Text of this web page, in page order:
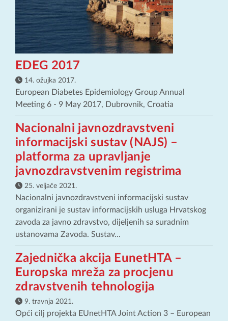
EDEG 2017
14. ožujka 2017.
European Diabetes Epidemiology Group Annual
Meeting 6 - 9 May 2017, Dubrovnik, Croatia
Nacionalni javnozdravstveni
informacijski sustav (NAJS) –
platforma za upravljanje
javnozdravstvenim registrima
25. veljače 2021.
Nacionalni javnozdravstveni informacijski sustav
organizirani je sustav informacijskih usluga Hrvatskog
zavoda za javno zdravstvo, dijeljenih sa suradnim
ustanovama Zavoda. Sustav...
Zajednička akcija EunetHTA –
Europska mreža za procjenu
zdravstvenih tehnologija
9. travnja 2021.
Opći cilj projekta EUnetHTA Joint Action 3 – European